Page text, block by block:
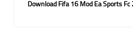
Download Fifa 16 Mod Ea Sports